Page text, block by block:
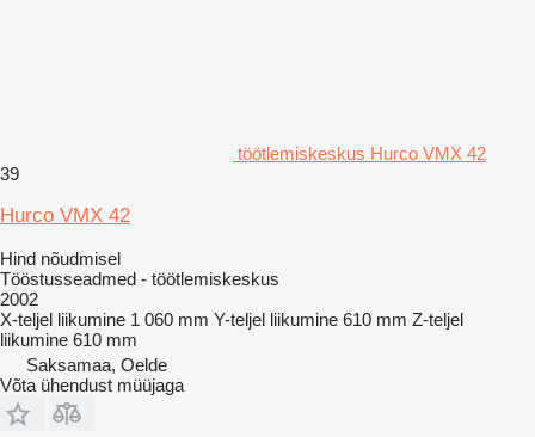
töötlemiskeskus Hurco VMX 42
39
Hurco VMX 42
Hind nõudmisel
Tööstusseadmed - töötlemiskeskus
2002
X-teljel liikumine 1 060 mm Y-teljel liikumine 610 mm Z-teljel
liikumine 610 mm
Saksamaa, Oelde
Võta ühendust müüjaga